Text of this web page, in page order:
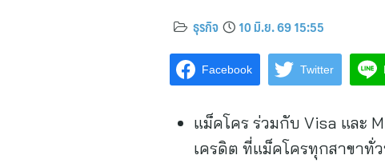
ธุรกิจ 10 มิ.ย. 69 15:55
Facebook Twitter
แม็คโคร ร่วมกับ Visa และ
เครดิต ที่แม็คโครทุกสาขาทั่